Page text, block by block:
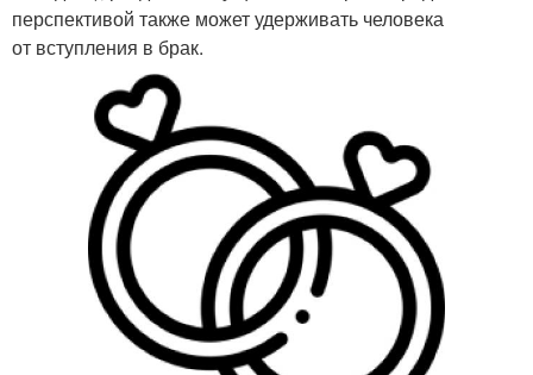
перспективой также может удерживать человека
от вступления в брак.